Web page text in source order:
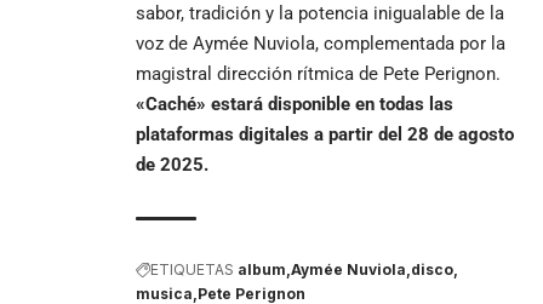
sabor, tradición y la potencia inigualable de la
voz de Aymée Nuviola, complementada por la
magistral dirección rítmica de Pete Perignon.
«Caché» estará disponible en todas las
plataformas digitales a partir del 28 de agosto
de 2025.
ETIQUETAS album Aymée Nuviola disco
musica Pete Perignon